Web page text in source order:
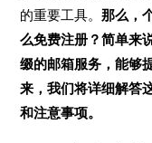
的重要工具。那么，
么免费注册？简单来
缀的邮箱服务，能够
来，我们将详细解答
和注意事项。